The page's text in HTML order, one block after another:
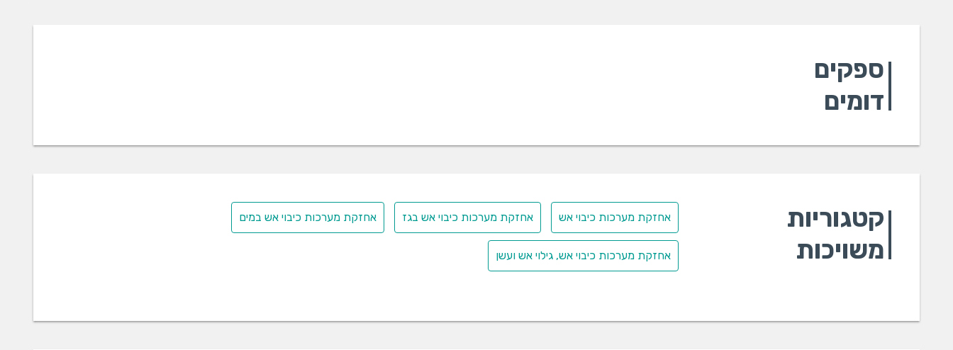
ספקים
דומים
קטגוריות
משויכות
אחזקת מערכות כיבוי אש אחזקת מערכות כיבוי אש בגז אחזקת מערכות כיבוי אש במים
אחזקת מערכות כיבוי אש, גילוי אש ועשן